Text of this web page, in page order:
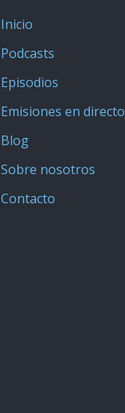
Inicio
Podcasts
Episodios
Emisiones en directo
Blog
Sobre nosotros
Contacto